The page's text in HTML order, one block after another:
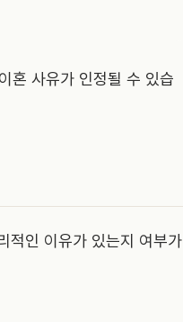
혼 사유가 인정될 수 있습
적인 이유가 있는지 여부가